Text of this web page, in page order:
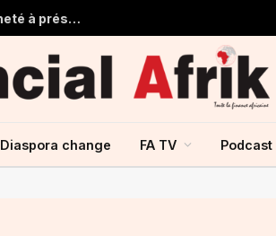
Guinée et monnaie unique de la CEDEAO : une souveraineté à préserver, une intégration à repenser
Diaspora change FA TV Podcast